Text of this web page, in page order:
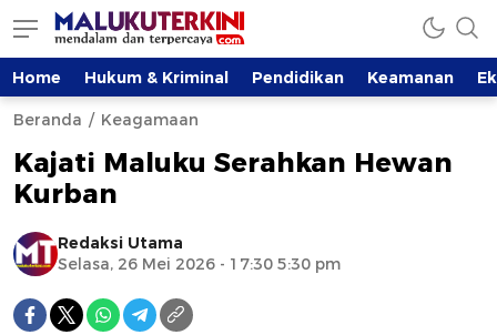
Home Hukum & Kriminal Pendidikan Keamanan
Beranda Keagamaan
Kajati Maluku Serahkan Hewan
Kurban
Redaksi Utama
Selasa, 26 Mei 2026 - 17:30 5:30 pm